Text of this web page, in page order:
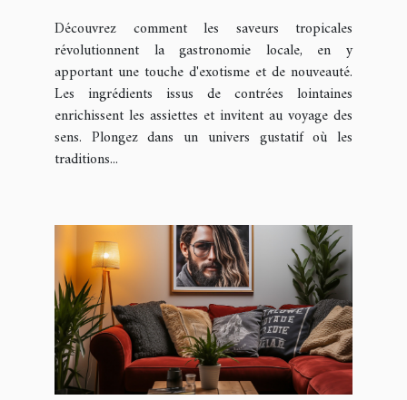
gastronomie locale
Découvrez comment les saveurs tropicales
révolutionnent la gastronomie locale, en y
apportant une touche d'exotisme et de nouveauté.
Les ingrédients issus de contrées lointaines
enrichissent les assiettes et invitent au voyage des
sens. Plongez dans un univers gustatif où les
traditions...